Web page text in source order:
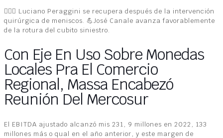
🤷🏽‍♂️ Luciano Peraggini se recupera después de la intervención
quirúrgica de meniscos. 💪José Canale avanza favorablemente
de la rotura del cubito siniestro.
Con Eje En Uso Sobre Monedas
Locales Pra El Comercio
Regional, Massa Encabezó
Reunión Del Mercosur
El EBITDA ajustado alcanzó mis 231, 9 millones en 2022, 133
millones más o qual en el año anterior, y este margen de